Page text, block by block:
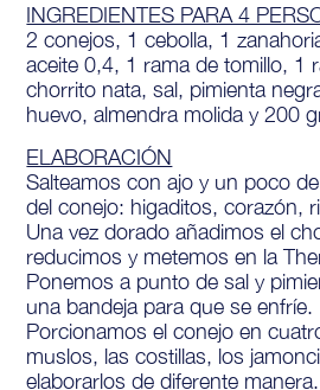
INGREDIENTES PARA 4
2 conejos, 1 cebolla, 1
aceite 0,4, 1 rama de tomillo, 1
chorrito nata, sal, pimienta
huevo, almendra molida y 200
ELABORACIÓN
Salteamos con ajo y un poco
del conejo: higaditos, corazón,
Una vez dorado añadimos el
reducimos y metemos en la
Ponemos a punto de sal y
una bandeja para que se enfríe.
Porcionamos el conejo en
muslos, las costillas, los
elaborarlos de diferente manera.